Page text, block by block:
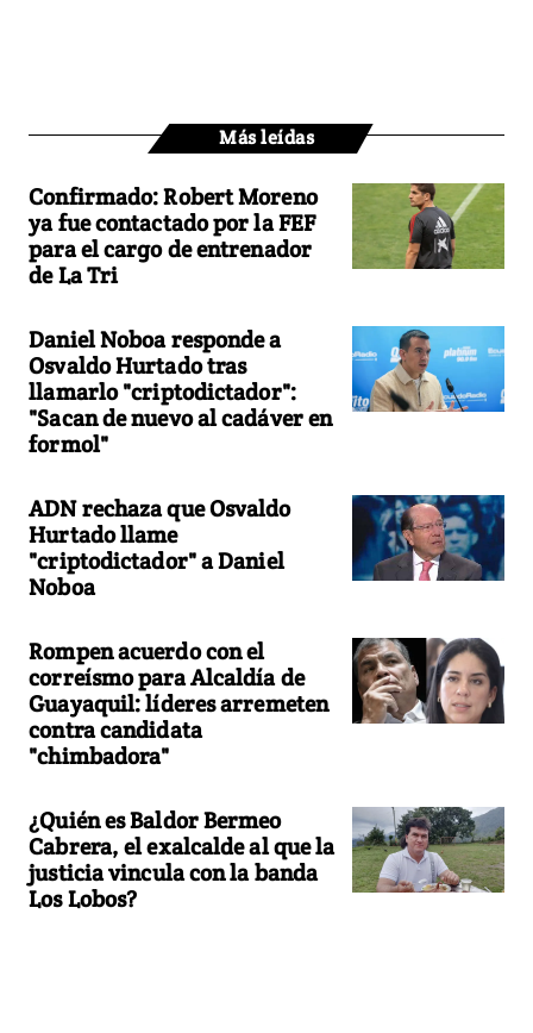
Más leídas
Confirmado: Robert Moreno
ya fue contactado por la FEF
para el cargo de entrenador
de La Tri
Daniel Noboa responde a
Osvaldo Hurtado tras
llamarlo "criptodictador":
"Sacan de nuevo al cadáver en
formol"
ADN rechaza que Osvaldo
Hurtado llame
"criptodictador" a Daniel
Noboa
Rompen acuerdo con el
correísmo para Alcaldía de
Guayaquil: líderes arremeten
contra candidata
"chimbadora"
¿Quién es Baldor Bermeo
Cabrera, el exalcalde al que la
justicia vincula con la banda
Los Lobos?